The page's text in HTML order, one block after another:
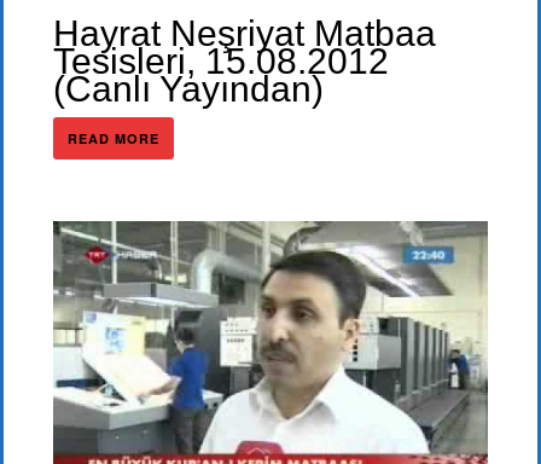
Hayrat Neşriyat Matbaa
Tesisleri, 15.08.2012
(Canlı Yayından)
READ MORE